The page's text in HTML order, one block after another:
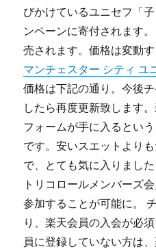
びかけているユニセフ「
ンペーンに寄付されます
売されます。価格は変動
マンチェスター シティ ユ
価格は下記の通り。今後
したら再度更新致します
フォームが手に入るとい
です。安いスエットより
で、とても気に入りまし
トリコロールメンバーズ
参加することが可能に。
り、楽天会員の入会が必
員に登録していない方は